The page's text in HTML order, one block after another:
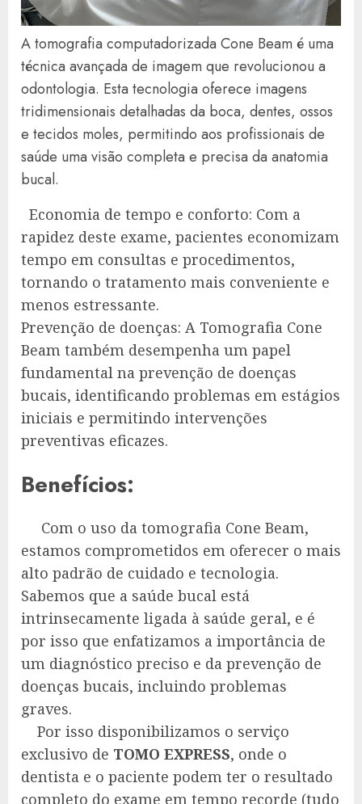
A tomografia computadorizada Cone Beam é uma
técnica avançada de imagem que revolucionou a
odontologia. Esta tecnologia oferece imagens
tridimensionais detalhadas da boca, dentes, ossos
e tecidos moles, permitindo aos profissionais de
saúde uma visão completa e precisa da anatomia
bucal.
Economia de tempo e conforto: Com a
rapidez deste exame, pacientes economizam
tempo em consultas e procedimentos,
tornando o tratamento mais conveniente e
menos estressante.
Prevenção de doenças: A Tomografia Cone
Beam também desempenha um papel
fundamental na prevenção de doenças
bucais, identificando problemas em estágios
iniciais e permitindo intervenções
preventivas eficazes.
Benefícios:
Com o uso da tomografia Cone Beam,
estamos comprometidos em oferecer o mais
alto padrão de cuidado e tecnologia.
Sabemos que a saúde bucal está
intrinsecamente ligada à saúde geral, e é
por isso que enfatizamos a importância de
um diagnóstico preciso e da prevenção de
doenças bucais, incluindo problemas
graves.
Por isso disponibilizamos o serviço
exclusivo de TOMO EXPRESS, onde o
dentista e o paciente podem ter o resultado
completo do exame em tempo recorde (tudo